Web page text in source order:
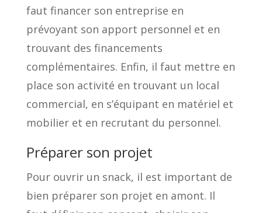
faut financer son entreprise en
prévoyant son apport personnel et en
trouvant des financements
complémentaires. Enfin, il faut mettre en
place son activité en trouvant un local
commercial, en s’équipant en matériel et
mobilier et en recrutant du personnel.
Préparer son projet
Pour ouvrir un snack, il est important de
bien préparer son projet en amont. Il